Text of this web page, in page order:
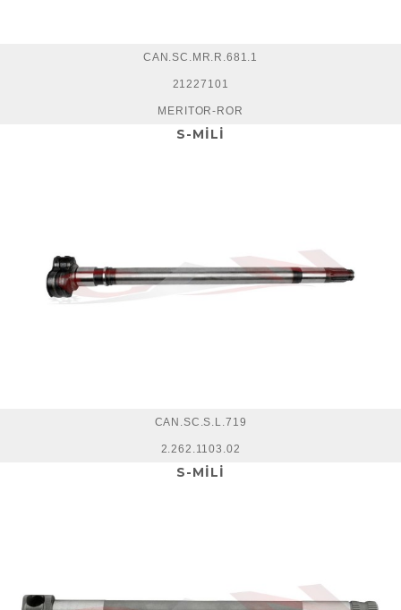
CAN.SC.MR.R.681.1
21227101
MERITOR-ROR
S-MİLİ
CAN.SC.S.L.719
2.262.1103.02
S-MİLİ